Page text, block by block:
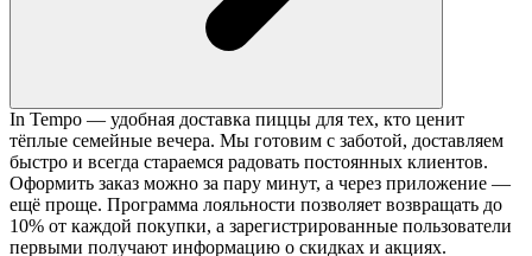
In Tempo — удобная доставка пиццы для тех, кто ценит
тёплые семейные вечера. Мы готовим с заботой, доставляем
быстро и всегда стараемся радовать постоянных клиентов.
Оформить заказ можно за пару минут, а через приложение —
ещё проще. Программа лояльности позволяет возвращать до
10% от каждой покупки, а зарегистрированные пользователи
первыми получают информацию о скидках и акциях.